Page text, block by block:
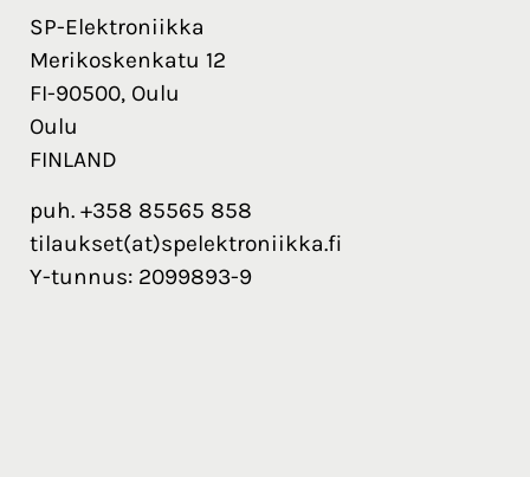
SP-Elektroniikka
Merikoskenkatu 12
FI-90500, Oulu
Oulu
FINLAND
puh. +358 85565 858
tilaukset(at)spelektroniikka.fi
Y-tunnus: 2099893-9